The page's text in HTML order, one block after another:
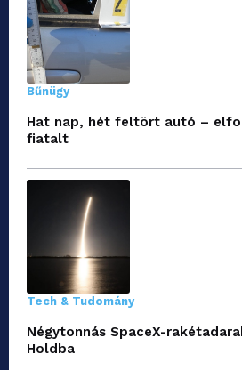
Bűnügy
Hat nap, hét feltört autó –
fiatalt
Tech & Tudomány
Négytonnás SpaceX-
Holdba